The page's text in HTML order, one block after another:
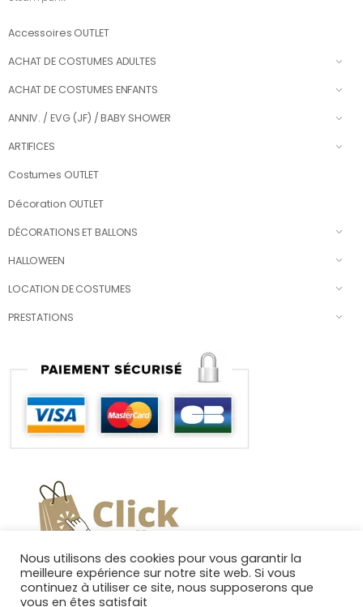
Accessoires OUTLET
ACHAT DE COSTUMES ADULTES
ACHAT DE COSTUMES ENFANTS
ANNIV. / EVG (JF) / BABY SHOWER
ARTIFICES
Costumes OUTLET
Décoration OUTLET
DÉCORATIONS ET BALLONS
HALLOWEEN
LOCATION DE COSTUMES
PRESTATIONS
Nous utilisons des cookies pour vous garantir la
meilleure expérience sur notre site web. Si vous
continuez à utiliser ce site, nous supposerons que
vous en êtes satisfait